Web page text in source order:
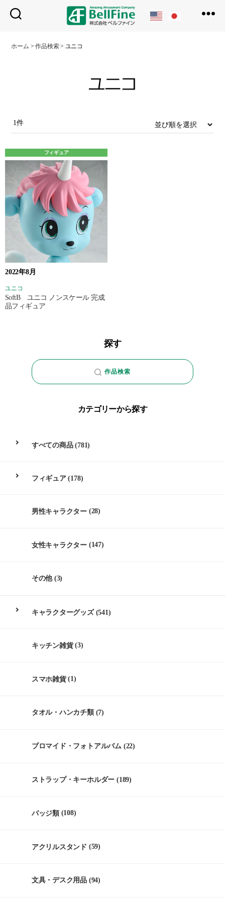
ホーム >作品検索> ユニコ
1件
フィギュア
2022年8月
ユニコ
SoftB ユニコ ノンスケール 完成
品フィギュア
探す
作品検索
カテゴリーから探す
すべての商品(781)
フィギュア(178)
男性キャラクター (28)
女性キャラクター (147)
その他(3)
キャラクターグッズ(541)
キッチン雑貨(3)
スマホ雑貨(1)
タオル・ハンカチ類(7)
ブロマイド・フォトアルバム (22)
ストラップ・キーホルダー (189)
バッジ類(108)
アクリルスタンド (59)
文具・デスク用品 (94)